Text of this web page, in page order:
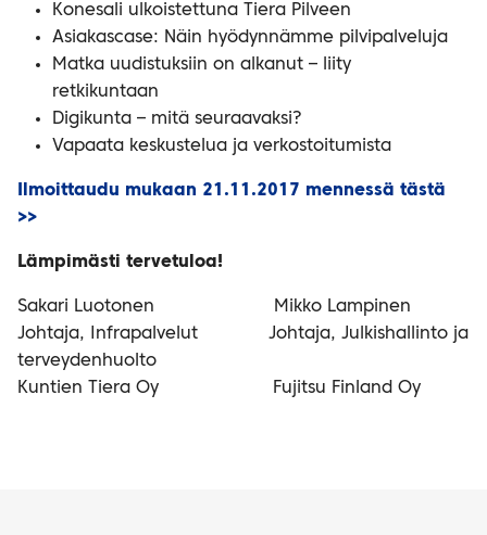
Konesali ulkoistettuna Tiera Pilveen
Asiakascase: Näin hyödynnämme pilvipalveluja
Matka uudistuksiin on alkanut – liity
retkikuntaan
Digikunta – mitä seuraavaksi?
Vapaata keskustelua ja verkostoitumista
Ilmoittaudu mukaan 21.11.2017 mennessä tästä
>>
Lämpimästi tervetuloa!
Sakari Luotonen Mikko Lampinen
Johtaja, Infrapalvelut Johtaja, Julkishallinto ja
terveydenhuolto
Kuntien Tiera Oy Fujitsu Finland Oy